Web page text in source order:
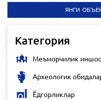
ЯНГИ
Категория
Меъморчилик
Археологик
Ёдгорликлар